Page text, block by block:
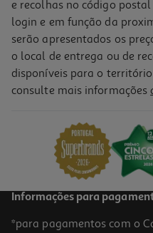
e recolhas no código
login e em função da
serão apresentados os
o local de entrega ou de
disponíveis para o
consulte mais informações
Informações para
*para pagamentos com o